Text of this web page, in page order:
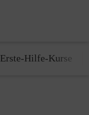
Erste-Hilfe-Kurse